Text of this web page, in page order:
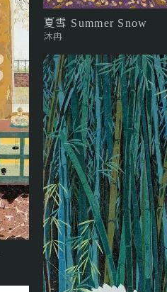
夏雪 Summer Snow
沐冉